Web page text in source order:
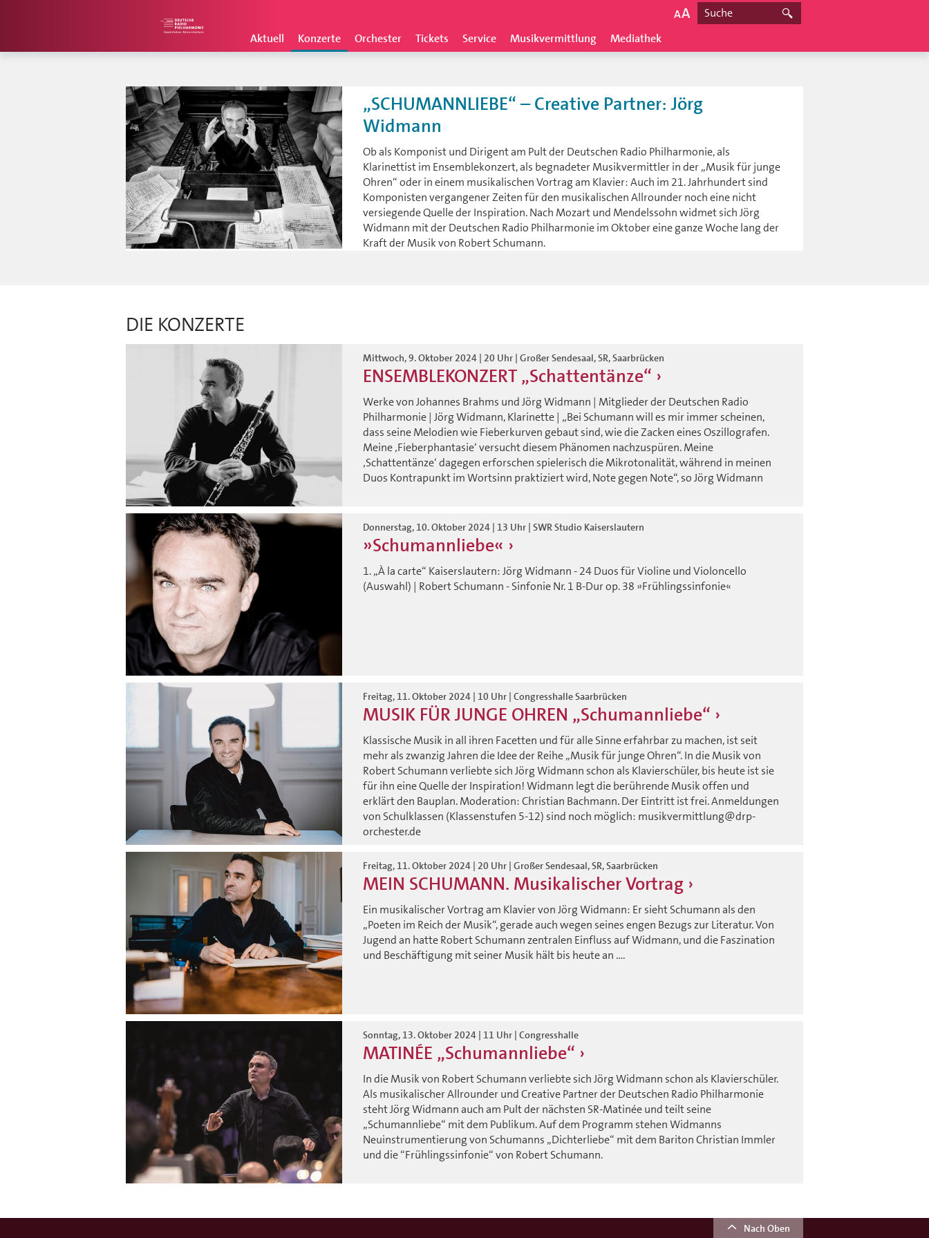
Aktuell Konzerte Orchester Tickets Service Musikvermittlung Mediathek
„SCHUMANNLIEBE“ – Creative Partner: Jörg
Widmann
Ob als Komponist und Dirigent am Pult der Deutschen Radio Philharmonie, als
Klarinettist im Ensemblekonzert, als begnadeter Musikvermittler in der „Musik für junge
Ohren“ oder in einem musikalischen Vortrag am Klavier: Auch im 21. Jahrhundert sind
Komponisten vergangener Zeiten für den musikalischen Allrounder noch eine nicht
versiegende Quelle der Inspiration. Nach Mozart und Mendelssohn widmet sich Jörg
Widmann mit der Deutschen Radio Philharmonie im Oktober eine ganze Woche lang der
Kraft der Musik von Robert Schumann.
DIE KONZERTE
Mittwoch, 9. Oktober 2024 | 20 Uhr | Großer Sendesaal, SR, Saarbrücken
ENSEMBLEKONZERT „Schattentänze“
Werke von Johannes Brahms und Jörg Widmann | Mitglieder der Deutschen Radio
Philharmonie | Jörg Widmann, Klarinette | „Bei Schumann will es mir immer scheinen,
dass seine Melodien wie Fieberkurven gebaut sind, wie die Zacken eines Oszillografen.
Meine ‚Fieberphantasie‘ versucht diesem Phänomen nachzuspüren. Meine
‚Schattentänze‘ dagegen erforschen spielerisch die Mikrotonalität, während in meinen
Duos Kontrapunkt im Wortsinn praktiziert wird, Note gegen Note“, so Jörg Widmann
Donnerstag, 10. Oktober 2024 | 13 Uhr | SWR Studio Kaiserslautern
»Schumannliebe«
1. „À la carte“ Kaiserslautern: Jörg Widmann - 24 Duos für Violine und Violoncello
(Auswahl) | Robert Schumann - Sinfonie Nr. 1 B-Dur op. 38 »Frühlingssinfonie«
Freitag, 11. Oktober 2024 | 10 Uhr | Congresshalle Saarbrücken
MUSIK FÜR JUNGE OHREN „Schumannliebe“
Klassische Musik in all ihren Facetten und für alle Sinne erfahrbar zu machen, ist seit
mehr als zwanzig Jahren die Idee der Reihe „Musik für junge Ohren“. In die Musik von
Robert Schumann verliebte sich Jörg Widmann schon als Klavierschüler, bis heute ist sie
für ihn eine Quelle der Inspiration! Widmann legt die berührende Musik offen und
erklärt den Bauplan. Moderation: Christian Bachmann. Der Eintritt ist frei. Anmeldungen
von Schulklassen (Klassenstufen 5-12) sind noch möglich: musikvermittlung@drp-
orchester.de
Freitag, 11. Oktober 2024 | 20 Uhr | Großer Sendesaal, SR, Saarbrücken
MEIN SCHUMANN. Musikalischer Vortrag
Ein musikalischer Vortrag am Klavier von Jörg Widmann: Er sieht Schumann als den
„Poeten im Reich der Musik“, gerade auch wegen seines engen Bezugs zur Literatur. Von
Jugend an hatte Robert Schumann zentralen Einfluss auf Widmann, und die Faszination
und Beschäftigung mit seiner Musik hält bis heute an ….
Sonntag, 13. Oktober 2024 | 11 Uhr | Congresshalle
MATINÉE „Schumannliebe“
In die Musik von Robert Schumann verliebte sich Jörg Widmann schon als Klavierschüler.
Als musikalischer Allrounder und Creative Partner der Deutschen Radio Philharmonie
steht Jörg Widmann auch am Pult der nächsten SR-Matinée und teilt seine
„Schumannliebe“ mit dem Publikum. Auf dem Programm stehen Widmanns
Neuinstrumentierung von Schumanns „Dichterliebe“ mit dem Bariton Christian Immler
und die “Frühlingssinfonie“ von Robert Schumann.
Nach Oben